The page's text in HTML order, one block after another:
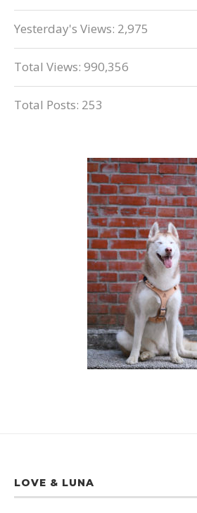
Yesterday's Views: 2,975
Total Views: 990,356
Total Posts: 253
LOVE & LUNA